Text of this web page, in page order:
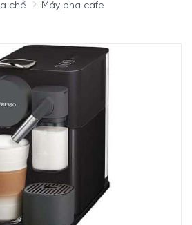
chế Máy pha cafe